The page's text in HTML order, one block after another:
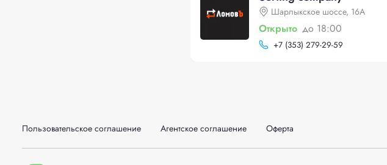
Шарлыкское шоссе, 16А
Открыто до 18:00
+7 (353) 279-29-59
Пользовательское соглашение Агентское соглашение Оферта